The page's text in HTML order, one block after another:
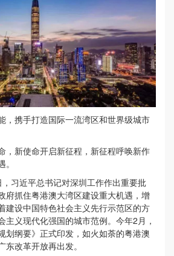
，携手打造国际一流湾区和世界级城市
，新使命开启新征程，新征程呼唤新作
习近平总书记对深圳工作作出重要批
府抓住粤港澳大湾区建设重大机遇，增
建设中国特色社会主义先行示范区的方
主义现代化强国的城市范例。今年2月，
划纲要》正式印发，如火如荼的粤港澳
改革开放再出发。